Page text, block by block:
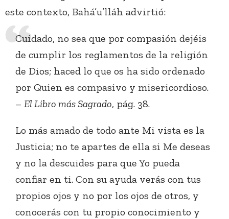
este contexto, Bahá’u’lláh advirtió:
Cuidado, no sea que por compasión dejéis
de cumplir los reglamentos de la religión
de Dios; haced lo que os ha sido ordenado
por Quien es compasivo y misericordioso.
– El Libro más Sagrado, pág. 38.
Lo más amado de todo ante Mi vista es la
Justicia; no te apartes de ella si Me deseas
y no la descuides para que Yo pueda
confiar en ti. Con su ayuda verás con tus
propios ojos y no por los ojos de otros, y
conocerás con tu propio conocimiento y